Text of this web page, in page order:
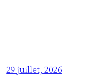
29 juillet, 2026